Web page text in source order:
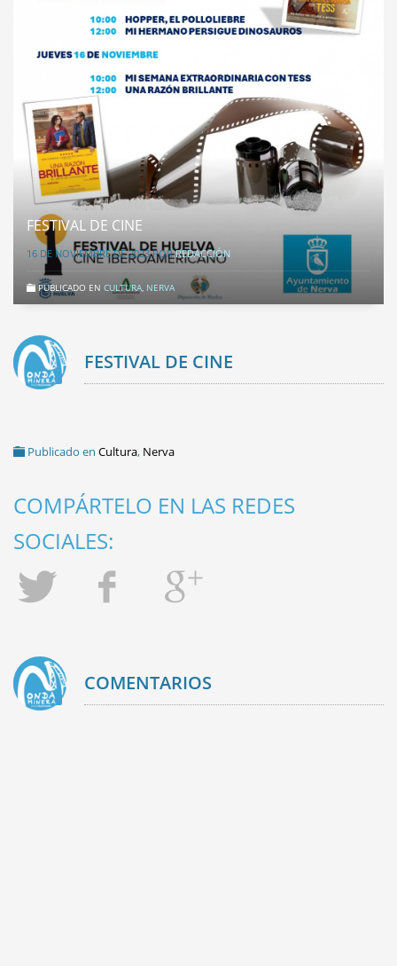
FESTIVAL DE CINE
16 DE NOVIEMBRE DE 2023PORREDACCIÓN
PUBLICADO EN CULTURA, NERVA
FESTIVAL DE CINE
Publicado en Cultura, Nerva
COMPÁRTELO EN LAS REDES
SOCIALES:
COMENTARIOS